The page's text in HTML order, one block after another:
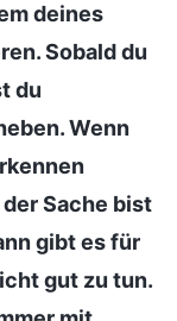
deines
Sobald du
du
Wenn
Sache bist
gibt es für
gut zu tun.